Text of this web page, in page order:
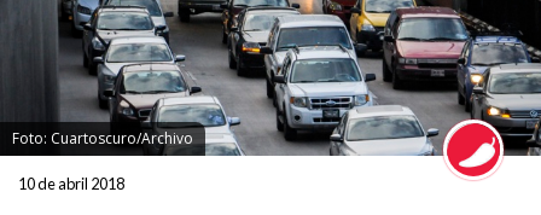
Foto: Cuartoscuro/Archivo
10 de abril 2018